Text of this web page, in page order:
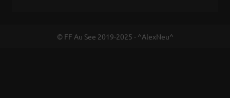
© FF Au See 2019-2025 - ^AlexNeu^